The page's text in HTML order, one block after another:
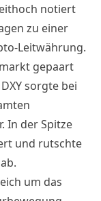
notiert
zu einer
Leitwährung.
gepaart
sorgte bei
In der Spitze
und rutschte
um das